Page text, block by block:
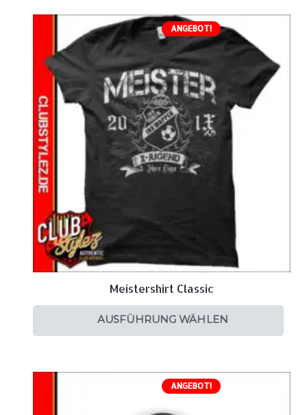
ANGEBOT!
Meistershirt Classic
AUSFÜHRUNG WÄHLEN
ANGEBOT!